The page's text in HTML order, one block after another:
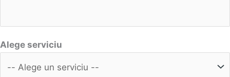
Alege serviciu